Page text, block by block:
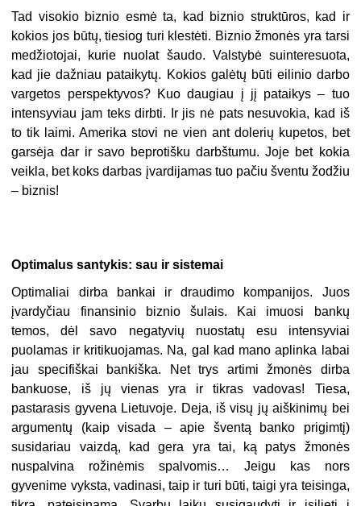
Tad visokio biznio esmė ta, kad biznio struktūros, kad ir
kokios jos būtų, tiesiog turi klestėti. Biznio žmonės yra tarsi
medžiotojai, kurie nuolat šaudo. Valstybė suinteresuota,
kad jie dažniau pataikytų. Kokios galėtų būti eilinio darbo
vargetos perspektyvos? Kuo daugiau į jį pataikys – tuo
intensyviau jam teks dirbti. Ir jis nė pats nesuvokia, kad iš
to tik laimi. Amerika stovi ne vien ant dolerių kupetos, bet
garsėja dar ir savo beprotišku darbštumu. Joje bet kokia
veikla, bet koks darbas įvardijamas tuo pačiu šventu žodžiu
– biznis!
Optimalus santykis: sau ir sistemai
Optimaliai dirba bankai ir draudimo kompanijos. Juos
įvardyčiau finansinio biznio šulais. Kai imuosi bankų
temos, dėl savo negatyvių nuostatų esu intensyviai
puolamas ir kritikuojamas. Na, gal kad mano aplinka labai
jau specifiškai bankiška. Net trys artimi žmonės dirba
bankuose, iš jų vienas yra ir tikras vadovas! Tiesa,
pastarasis gyvena Lietuvoje. Deja, iš visų jų aiškinimų bei
argumentų (kaip visada – apie šventą banko prigimtį)
susidariau vaizdą, kad gera yra tai, ką patys žmonės
nuspalvina rožinėmis spalvomis… Jeigu kas nors
gyvenime vyksta, vadinasi, taip ir turi būti, taigi yra teisinga,